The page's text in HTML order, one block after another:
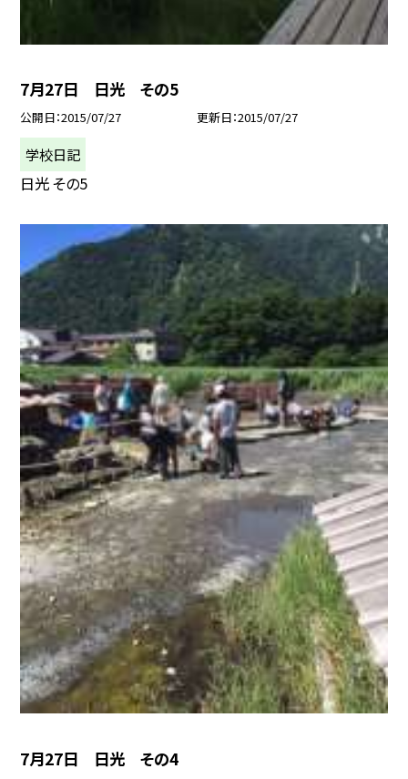
7月27日 日光 その5
公開日 2015/07/27 更新日 2015/07/27
学校日記
日光 その5
7月27日 日光 その4